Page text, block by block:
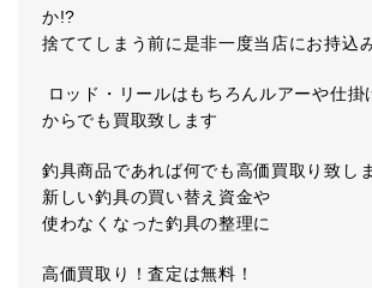
か!?
捨ててしまう前に是非一度当店にお持込
ロッド・リールはもちろんルアーや仕掛
からでも買取致します
釣具商品であれば何でも高価買取り致し
新しい釣具の買い替え資金や
使わなくなった釣具の整理に
高価買取り！査定は無料！